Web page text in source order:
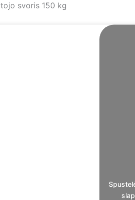
svoris 150 kg